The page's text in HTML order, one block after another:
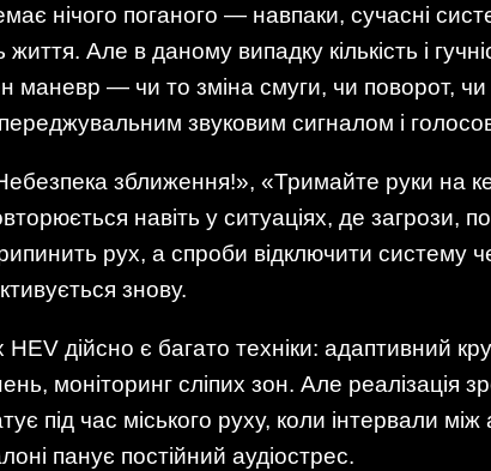
нічого поганого — навпаки, сучасні
Але в даному випадку кількість і
маневр — чи то зміна смуги, чи поворот,
звуковим сигналом і
зближення!», «Тримайте руки на
навіть у ситуаціях, де загрози,
рух, а спроби відключити систему
знову.
дійсно є багато техніки: адаптивний
моніторинг сліпих зон. Але реалізація
під час міського руху, коли інтервали між
панує постійний аудіострес.